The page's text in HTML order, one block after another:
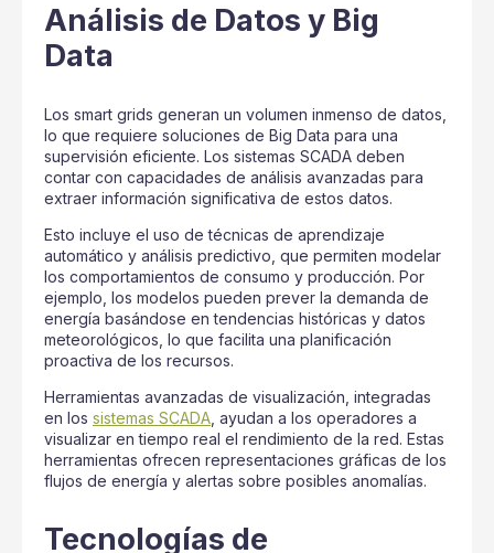
Análisis de Datos y Big
Data
Los smart grids generan un volumen inmenso de datos,
lo que requiere soluciones de Big Data para una
supervisión eficiente. Los sistemas SCADA deben
contar con capacidades de análisis avanzadas para
extraer información significativa de estos datos.
Esto incluye el uso de técnicas de aprendizaje
automático y análisis predictivo, que permiten modelar
los comportamientos de consumo y producción. Por
ejemplo, los modelos pueden prever la demanda de
energía basándose en tendencias históricas y datos
meteorológicos, lo que facilita una planificación
proactiva de los recursos.
Herramientas avanzadas de visualización, integradas
en los sistemas SCADA , ayudan a los operadores a
visualizar en tiempo real el rendimiento de la red. Estas
herramientas ofrecen representaciones gráficas de los
flujos de energía y alertas sobre posibles anomalías.
Tecnologías de